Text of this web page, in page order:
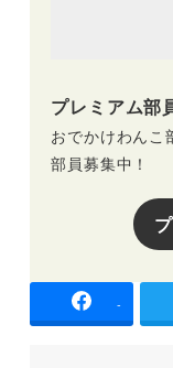
プレミアム部
おでかけわんこ
部員募集中！
-